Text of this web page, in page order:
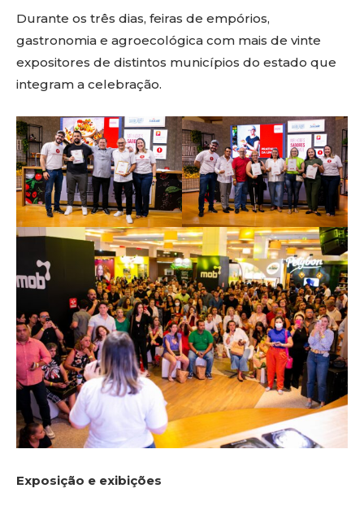
Durante os três dias, feiras de empórios,
gastronomia e agroecológica com mais de vinte
expositores de distintos municípios do estado que
integram a celebração.
Exposição e exibições